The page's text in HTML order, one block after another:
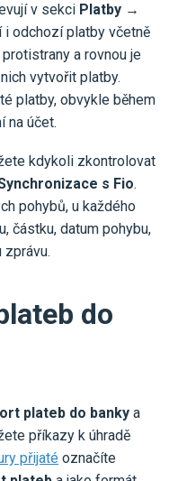
v sekci Platby →
i odchozí platby včetně
a rovnou je
vytvořit platby.
platby, obvykle během
na účet.
kdykoli zkontrolovat
s Fio.
pohybů, u každého
částku, datum pohybu,
zprávu.
do
plateb do banky a
příkazy k úhradě
přijaté označíte